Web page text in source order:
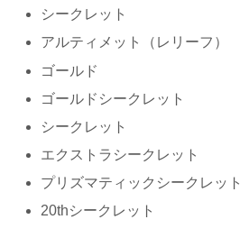
シークレット
アルティメット（レリーフ）
ゴールド
ゴールドシークレット
シークレット
エクストラシークレット
プリズマティックシークレット
20thシークレット